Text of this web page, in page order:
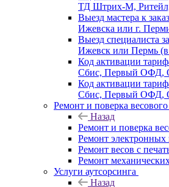
ТД Штрих-М,
Выезд мастера к
Ижевска или г.
Выезд специалиста
Ижевск или Пермь (в
Код активации
Сбис, Первый ОФД,
Код активации
Сбис, Первый ОФД,
Ремонт и поверка
Назад
Ремонт и поверка
Ремонт электронных
Ремонт весов с
Ремонт
Услуги аутсорсинга
Назад